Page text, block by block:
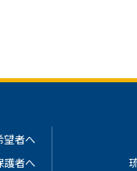
望者へ
護者へ